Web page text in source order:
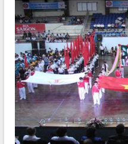
VĂN BẢN HĐND TỈNH
ĐIỂM TIN VĂN BẢN
QUY HOẠCH - KẾ HOẠCH